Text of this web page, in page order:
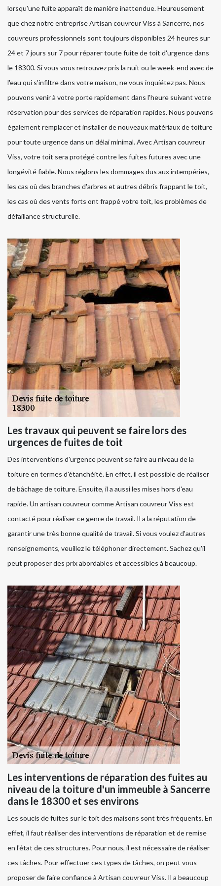
lorsqu'une fuite apparaît de manière inattendue. Heureusement
que chez notre entreprise Artisan couvreur Viss à Sancerre, nos
couvreurs professionnels sont toujours disponibles 24 heures sur
24 et 7 jours sur 7 pour réparer toute fuite de toit d'urgence dans
le 18300. Si vous vous retrouvez pris la nuit ou le week-end avec de
l'eau qui s'infiltre dans votre maison, ne vous inquiétez pas. Nous
pouvons venir à votre porte rapidement dans l'heure suivant votre
réservation pour des services de réparation rapides. Nous pouvons
également remplacer et installer de nouveaux matériaux de toiture
pour toute urgence dans un délai minimal. Avec Artisan couvreur
Viss, votre toit sera protégé contre les fuites futures avec une
longévité fiable. Nous réglons les dommages dus aux intempéries,
les cas où des branches d'arbres et autres débris frappant le toit,
les cas où des vents forts ont frappé votre toit, les problèmes de
défaillance structurelle.
Les travaux qui peuvent se faire lors des
urgences de fuites de toit
Des interventions d'urgence peuvent se faire au niveau de la
toiture en termes d'étanchéité. En effet, il est possible de réaliser
de bâchage de toiture. Ensuite, il a aussi les mises hors d'eau
rapide. Un artisan couvreur comme Artisan couvreur Viss est
contacté pour réaliser ce genre de travail. Il a la réputation de
garantir une très bonne qualité de travail. Si vous voulez d'autres
renseignements, veuillez le téléphoner directement. Sachez qu'il
peut proposer des prix abordables et accessibles à beaucoup.
Les interventions de réparation des fuites au
niveau de la toiture d'un immeuble à Sancerre
dans le 18300 et ses environs
Les soucis de fuites sur le toit des maisons sont très fréquents. En
effet, il faut réaliser des interventions de réparation et de remise
en l'état de ces structures. Pour nous, il est nécessaire de réaliser
ces tâches. Pour effectuer ces types de tâches, on peut vous
proposer de faire confiance à Artisan couvreur Viss. Il a beaucoup